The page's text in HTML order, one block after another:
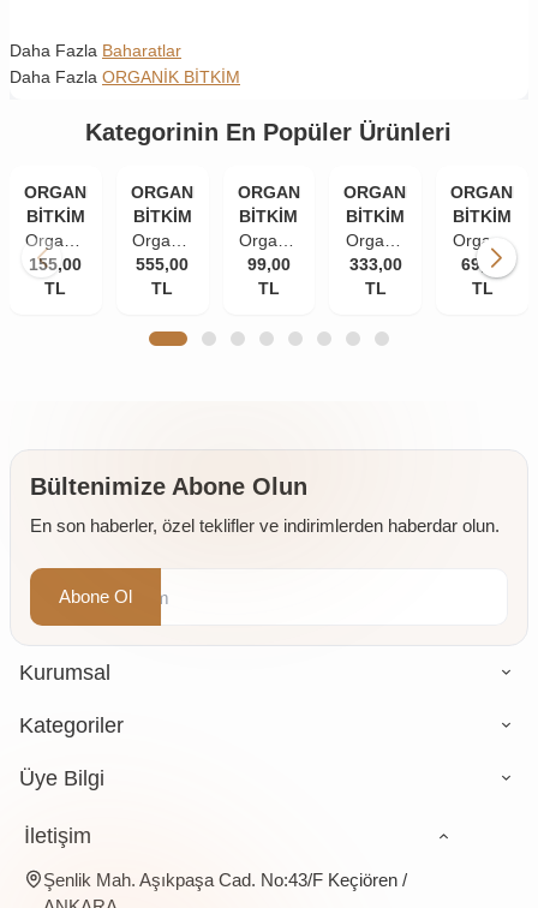
Daha Fazla Baharatlar
Daha Fazla ORGANİK BİTKİM
Kategorinin En Popüler Ürünleri
ORGANİK
BİTKİM
Organik
Bitkim
84
Öğütülmüş
gr
155,00
TL
ORGANİK
BİTKİM
Organik
Bitkim
Akgünlük
(Günlük-
555,00
TL
ORGANİK
BİTKİM
Organik
Bitkim
Tane
(İri
99,00
TL
ORGANİK
BİTKİM
Organik
Bitkim
Damla
10 gr
333,00
TL
ORGANİK
BİTKİM
Organik
Bitkim
Zerdeçal
69,00
TL
Bültenimize Abone Olun
En son haberler, özel teklifler ve indirimlerden haberdar olun.
Abone Ol
Kurumsal
Kategoriler
Üye Bilgi
İletişim
Şenlik Mah. Aşıkpaşa Cad. No:43/F Keçiören /